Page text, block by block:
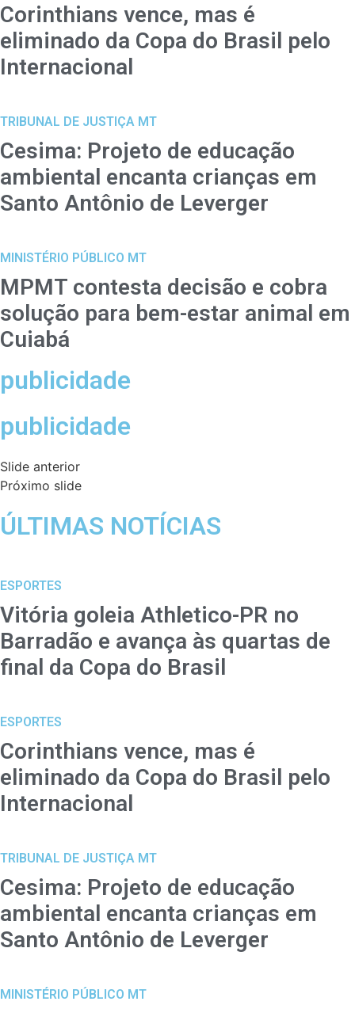
Corinthians vence, mas é
eliminado da Copa do Brasil pelo
Internacional
TRIBUNAL DE JUSTIÇA MT
Cesima: Projeto de educação
ambiental encanta crianças em
Santo Antônio de Leverger
MINISTÉRIO PÚBLICO MT
MPMT contesta decisão e cobra
solução para bem-estar animal em
Cuiabá
publicidade
publicidade
Slide anterior
Próximo slide
ÚLTIMAS NOTÍCIAS
ESPORTES
Vitória goleia Athletico-PR no
Barradão e avança às quartas de
final da Copa do Brasil
ESPORTES
Corinthians vence, mas é
eliminado da Copa do Brasil pelo
Internacional
TRIBUNAL DE JUSTIÇA MT
Cesima: Projeto de educação
ambiental encanta crianças em
Santo Antônio de Leverger
MINISTÉRIO PÚBLICO MT